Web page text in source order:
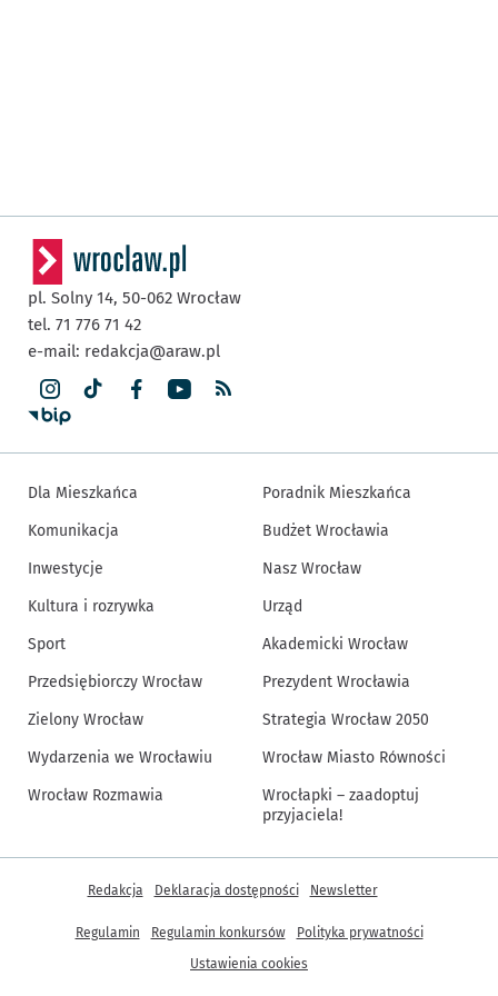
pl. Solny 14, 50-062 Wrocław
tel. 71 776 71 42
e-mail: redakcja@araw.pl
Dla Mieszkańca
Komunikacja
Inwestycje
Kultura i rozrywka
Sport
Przedsiębiorczy Wrocław
Zielony Wrocław
Wydarzenia we Wrocławiu
Wrocław Rozmawia
Poradnik Mieszkańca
Budżet Wrocławia
Nasz Wrocław
Urząd
Akademicki Wrocław
Prezydent Wrocławia
Strategia Wrocław 2050
Wrocław Miasto Równości
Wrocłapki – zaadoptuj
przyjaciela!
Inne informacje
Redakcja Deklaracja dostępności Newsletter
Regulamin Regulamin konkursów
Polityka prywatności
Ustawienia cookies